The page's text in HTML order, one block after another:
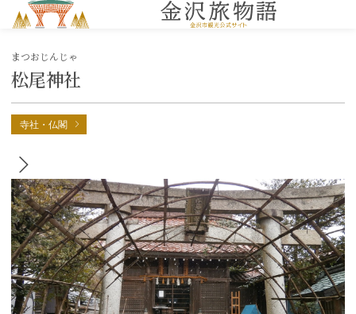
松尾神社
まつおじんじゃ
寺社・仏閣